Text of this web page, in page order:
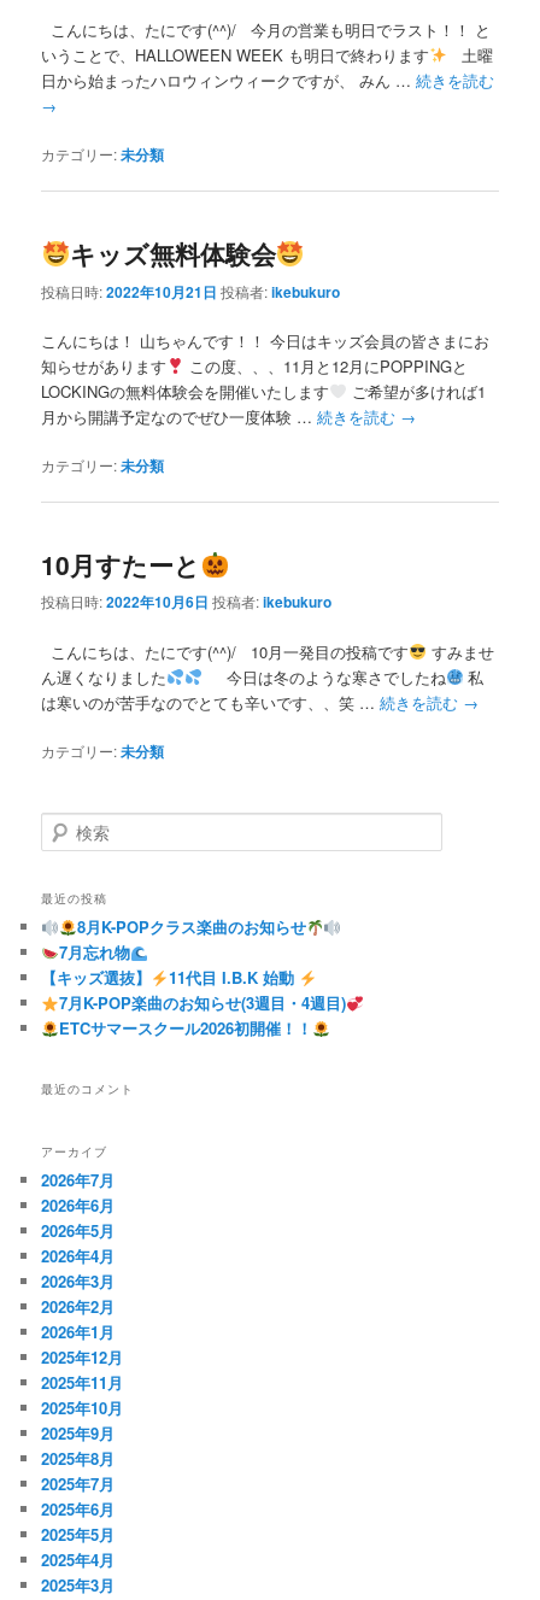
こんにちは、たにです(^^)/ 今月の営業も明日でラスト！！ と
いうことで、HALLOWEEN WEEK も明日で終わります
土曜
日から始まったハロウィンウィークですが、 みん …続きを読む
→
カテゴリー:未分類
キッズ無料体験会
投稿日時:2022年10月21日 投稿者:ikebukuro
こんにちは！ 山ちゃんです！！ 今日はキッズ会員の皆さまにお
知らせがあります
この度、、、11月と12月にPOPPINGと
LOCKINGの無料体験会を開催いたします
ご希望が多ければ1
月から開講予定なのでぜひ一度体験 …続きを読む →
カテゴリー:未分類
10月すたーと
投稿日時:2022年10月6日 投稿者:ikebukuro
こんにちは、たにです(^^)/ 10月一発目の投稿です
すみませ
ん遅くなりました
今日は冬のような寒さでしたね
私
は寒いのが苦手なのでとても辛いです、、笑 …続きを読む →
カテゴリー:未分類
検
索
最近の投稿
8月K-POPクラス楽曲のお知らせ
7月忘れ物
【キッズ選抜】
11代目 I.B.K 始動
7月K-POP楽曲のお知らせ(3週目・4週目)
ETCサマースクール2026初開催！！
最近のコメント
アーカイブ
2026年7月
2026年6月
2026年5月
2026年4月
2026年3月
2026年2月
2026年1月
2025年12月
2025年11月
2025年10月
2025年9月
2025年8月
2025年7月
2025年6月
2025年5月
2025年4月
2025年3月